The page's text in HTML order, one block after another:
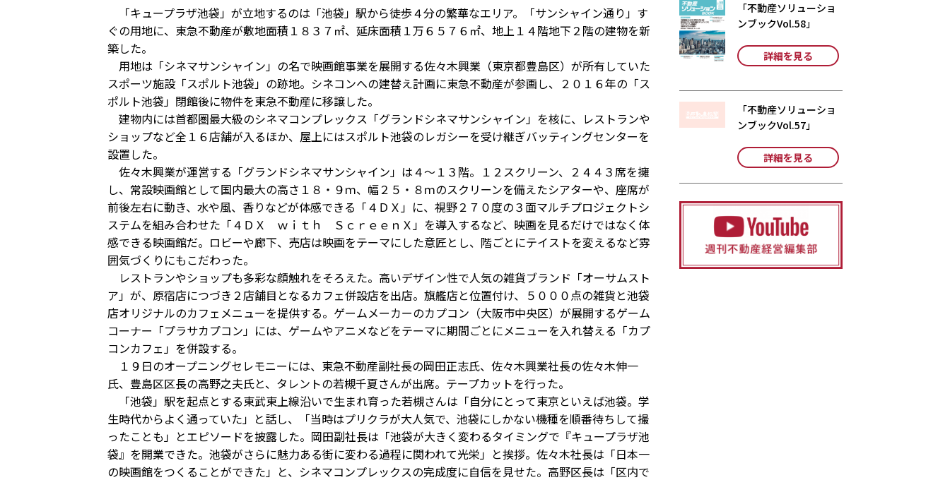
「キュープラザ池袋」が立地するのは「池袋」駅から徒歩４分の繁華なエリア。「サンシャイン通り」す
ぐの用地に、東急不動産が敷地面積１８３７㎡、延床面積１万６５７６㎡、地上１４階地下２階の建物を新
築した。
用地は「シネマサンシャイン」の名で映画館事業を展開する佐々木興業（東京都豊島区）が所有していた
スポーツ施設「スポルト池袋」の跡地。シネコンへの建替え計画に東急不動産が参画し、２０１６年の「ス
ポルト池袋」閉館後に物件を東急不動産に移譲した。
建物内には首都圏最大級のシネマコンプレックス「グランドシネマサンシャイン」を核に、レストランや
ショップなど全１６店舗が入るほか、屋上にはスポルト池袋のレガシーを受け継ぎバッティングセンターを
設置した。
佐々木興業が運営する「グランドシネマサンシャイン」は４～１３階。１２スクリーン、２４４３席を擁
し、常設映画館として国内最大の高さ１８・９ｍ、幅２５・８ｍのスクリーンを備えたシアターや、座席が
前後左右に動き、水や風、香りなどが体感できる「４ＤＸ」に、視野２７０度の３面マルチプロジェクトシ
ステムを組み合わせた「４ＤＸ ｗｉｔｈ ＳｃｒｅｅｎＸ」を導入するなど、映画を見るだけではなく体
感できる映画館だ。ロビーや廊下、売店は映画をテーマにした意匠とし、階ごとにテイストを変えるなど雰
囲気づくりにもこだわった。
レストランやショップも多彩な顔触れをそろえた。高いデザイン性で人気の雑貨ブランド「オーサムスト
ア」が、原宿店につづき２店舗目となるカフェ併設店を出店。旗艦店と位置付け、５０００点の雑貨と池袋
店オリジナルのカフェメニューを提供する。ゲームメーカーのカプコン（大阪市中央区）が展開するゲーム
コーナー「プラサカプコン」には、ゲームやアニメなどをテーマに期間ごとにメニューを入れ替える「カプ
コンカフェ」を併設する。
１９日のオープニングセレモニーには、東急不動産副社長の岡田正志氏、佐々木興業社長の佐々木伸一
氏、豊島区区長の高野之夫氏と、タレントの若槻千夏さんが出席。テープカットを行った。
「池袋」駅を起点とする東武東上線沿いで生まれ育った若槻さんは「自分にとって東京といえば池袋。学
生時代からよく通っていた」と話し、「当時はプリクラが大人気で、池袋にしかない機種を順番待ちして撮
ったことも」とエピソードを披露した。岡田副社長は「池袋が大きく変わるタイミングで『キュープラザ池
袋』を開業できた。池袋がさらに魅力ある街に変わる過程に関われて光栄」と挨拶。佐々木社長は「日本一
の映画館をつくることができた」と、シネマコンプレックスの完成度に自信を見せた。高野区長は「区内で
「不動産ソリューショ
ンブックVol.58」
詳細を見る
「不動産ソリューショ
ンブックVol.57」
詳細を見る